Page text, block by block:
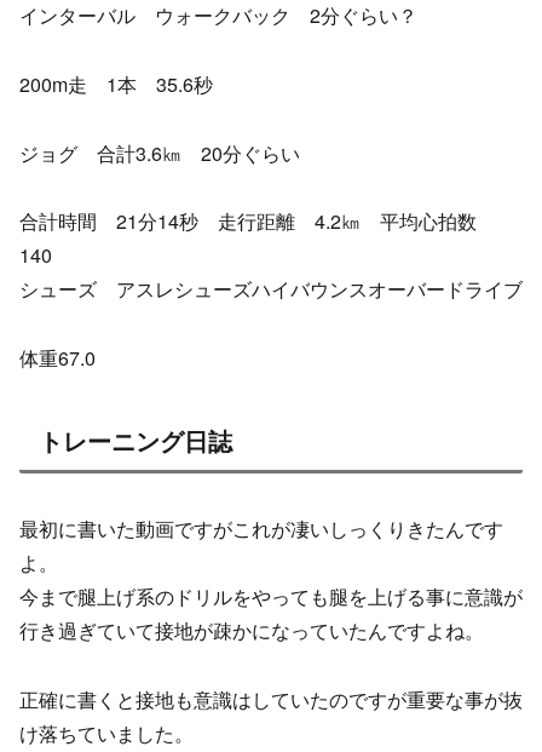
インターバル ウォークバック 2分ぐらい？
200m走 1本 35.6秒
ジョグ 合計3.6㎞ 20分ぐらい
合計時間 21分14秒 走行距離 4.2㎞ 平均心拍数
140
シューズ アスレシューズハイバウンスオーバードライブ
体重67.0
トレーニング日誌
最初に書いた動画ですがこれが凄いしっくりきたんです
よ。
今まで腿上げ系のドリルをやっても腿を上げる事に意識が
行き過ぎていて接地が疎かになっていたんですよね。
正確に書くと接地も意識はしていたのですが重要な事が抜
け落ちていました。